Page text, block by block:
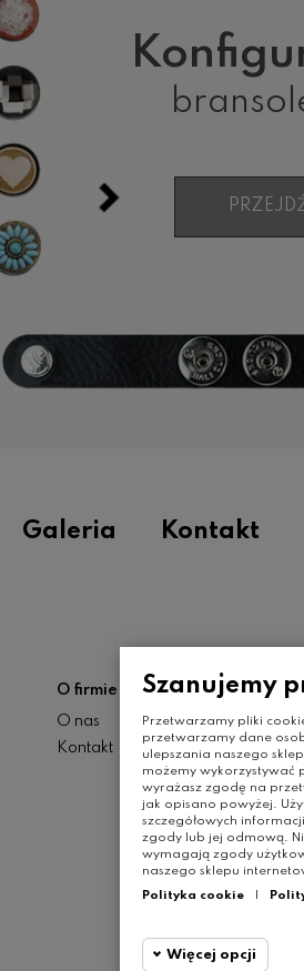
Galeria Kontakt
O firmie
O nas
Kontakt
Szanujemy
Przetwarzamy pliki
przetwarzamy dane
ulepszania naszego
możemy wykorzystywać
wyrażasz zgodę na
jak opisano powyżej.
szczegółowych
zgody lub jej odmową.
wymagają zgody
naszego sklepu
Polityka cookie
Więcej opcji